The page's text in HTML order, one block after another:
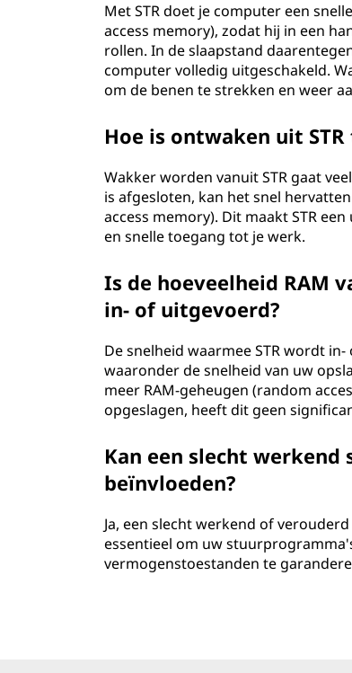
Met STR doet je computer een
access memory), zodat hij in een
rollen. In de slaapstand
computer volledig uitgeschakeld.
om de benen te strekken en weer
Hoe is ontwaken uit
Wakker worden vanuit STR gaat
is afgesloten, kan het snel
access memory). Dit maakt STR
en snelle toegang tot je werk.
Is de hoeveelheid RAM
in- of uitgevoerd?
De snelheid waarmee STR wordt
waaronder de snelheid van uw
meer RAM-geheugen (random
opgeslagen, heeft dit geen
Kan een slecht
beïnvloeden?
Ja, een slecht werkend of
essentieel om uw
vermogenstoestanden te